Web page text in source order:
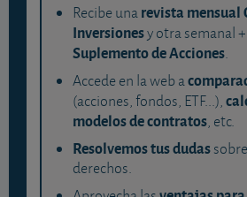
Recibe unarevista mensual
Inversionesy otra semanal +
Suplemento de Acciones.
Accede en la web a
(acciones, fondos, ETF...),
modelos de contratos, etc.
Resolvemos tus dudas
derechos.